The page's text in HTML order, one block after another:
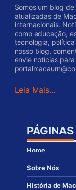
Somos um blog
atualizadas de
internacionais.
como educação,
tecnologia,
nosso blog,
envie notícias para
Leia Mais...
PÁGINAS
Home
Sobre Nós
História de